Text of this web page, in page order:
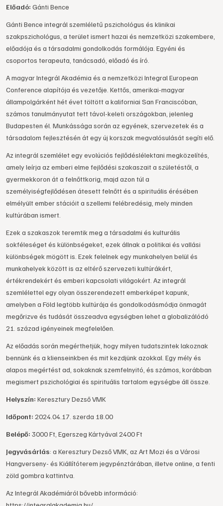
Előadó: Gánti Bence
Gánti Bence integrál szemléletű pszichológus és klinikai
szakpszichológus, a terület ismert hazai és nemzetközi szakembere,
előadója és a társadalmi gondolkodás formálója. Egyéni és
csoportos terapeuta, tanácsadó, előadó és író.
A magyar Integrál Akadémia és a nemzetközi Integral European
Conference alapítója és vezetője. Kettős, amerikai-magyar
állampolgárként hét évet töltött a kaliforniai San Franciscóban,
számos tanulmányutat tett távol-keleti országokban, jelenleg
Budapesten él. Munkássága során az egyének, szervezetek és a
társadalom fejlesztésén át egy új korszak megvalósulását segíti elő.
Az integrál szemlélet egy evolúciós fejlődéslélektani megközelítés,
amely leírja az emberi elme fejlődési szakaszait a születéstől, a
gyermekkoron át a felnőttkorig, majd azon túl a
személyiségfejlődésen átesett felnőtt és a spirituális érésében
elmélyült ember stációit a szellemi felébredésig, mely minden
kultúrában ismert.
Ezek a szakaszok teremtik meg a társadalmi és kulturális
sokféleséget és különbségeket, ezek állnak a politikai és vallási
különbségek mögött is. Ezek felelnek egy munkahelyen belül és
munkahelyek között is az eltérő szervezeti kultúrákért,
értékrendekért és emberi kapcsolati világokért. Az integrál
szemlélettel egy olyan összerendezett emberképet kapunk,
amelyben a Föld legtöbb kultúrája és gondolkodásmódja önmagát
megőrizve és tudását összeadva egységben lehet a globalizálódó
21. század igényeinek megfelelően.
Az előadás során megérthetjük, hogy milyen tudatszintek lakoznak
bennünk és a klienseinkben és mit kezdjünk azokkal. Egy mély és
alapos megértést ad, sokaknak szemfelnyitó, és számos, korábban
megismert pszichológiai és spirituális tartalom egységbe áll össze.
Helyszín: Keresztury Dezső VMK
Időpont: 2024.04.17. szerda 18.00
Belépő: 3000 Ft, Egerszeg Kártyával 2400 Ft
Jegyvásárlás: a Keresztury Dezső VMK, az Art Mozi és a Városi
Hangverseny- és Kiállítóterem jegypénztárában, illetve online, a fenti
zöld gombra kattintva.
Az Integrál Akadémiáról bővebb információ: